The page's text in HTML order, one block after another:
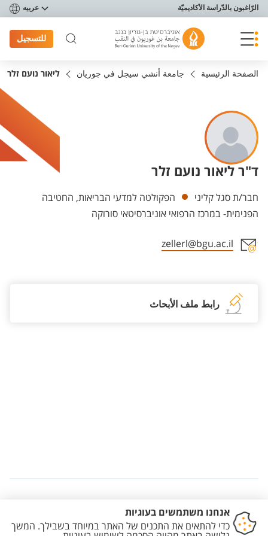
תפריט נגישות
الرّاغبون بالدّراسة الأكاديميّة عربيه
للتسجيل
الصفحة الرئيسية جامعة أنشي سيجل في جوريان ליאור נועם זלר
ד"ר ליאור נועם זלר
Departments
חבר/ת סגל קליני
הפקולטה למדעי הבריאות, החטיבה
הפנימית- במרכז הרפואי אוניברסיטאי סורוקה
zellerl@bgu.ac.il
رابط ملف الأبحاث